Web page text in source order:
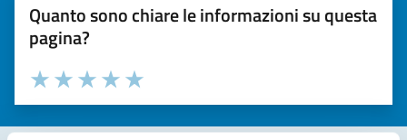
Quanto sono chiare le informazioni su questa
pagina?
Valuta la chiarezza delle informazioni (da 1 a 5 stelle)
Seleziona il numero di stelle per valutare la chiarezza delle
Valuta 5 stelle su 5
Valuta 4 stelle su 5
Valuta 3 stelle su 5
Valuta 2 stelle su 5
Valuta 1 stelle su 5